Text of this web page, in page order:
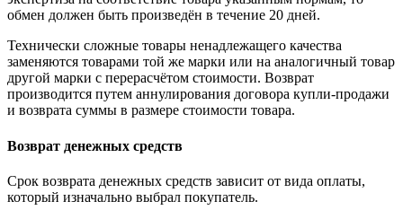
обмен должен быть произведён в течение 20 дней.
Технически сложные товары ненадлежащего качества
заменяются товарами той же марки или на аналогичный товар
другой марки с перерасчётом стоимости. Возврат
производится путем аннулирования договора купли-продажи
и возврата суммы в размере стоимости товара.
Возврат денежных средств
Срок возврата денежных средств зависит от вида оплаты,
который изначально выбрал покупатель.